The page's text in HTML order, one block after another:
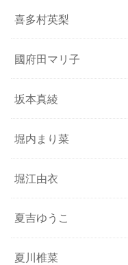
喜多村英梨
國府田マリ子
坂本真綾
堀内まり菜
堀江由衣
夏吉ゆうこ
夏川椎菜